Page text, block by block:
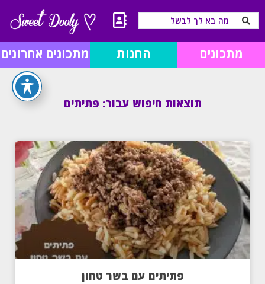
מתכונים החנות מתכונים אחרונים
תוצאות חיפוש עבור: פתיתים
פתיתים עם בשר טחון